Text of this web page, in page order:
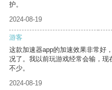
护。
2024-08-19
游客
这款加速器app的加速效果非常好
况了。我以前玩游戏经常会输，现
不少。
2024-08-19